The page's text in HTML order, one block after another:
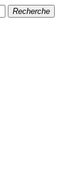
Recherche